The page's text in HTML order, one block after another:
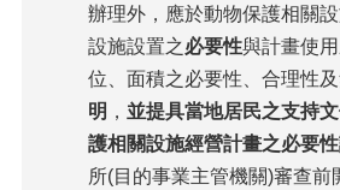
辦理外，應於動物保護相關
設施設置之必要性與計畫使
位、面積之必要性、合理性
明 ， 並提具當地居民之支持
護相關設施經營計畫之必要
所(目的事業主管機關)審查前